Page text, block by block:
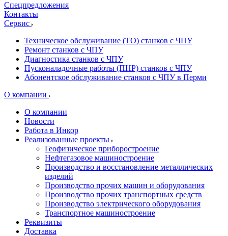
Спецпредложения
Контакты
Сервис
Техническое обслуживание (ТО) станков с ЧПУ
Ремонт станков с ЧПУ
Диагностика станков с ЧПУ
Пусконаладочные работы (ПНР) станков с ЧПУ
Абонентское обслуживание станков с ЧПУ в Перми
О компании
О компании
Новости
Работа в Инкор
Реализованные проекты
Геофизическое приборостроение
Нефтегазовое машиностроение
Производство и восстановление металлических
изделий
Производство прочих машин и оборудования
Производство прочих транспортных средств
Производство электрического оборудования
Транспортное машиностроение
Реквизиты
Доставка